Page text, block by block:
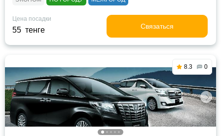
Цена посадки
55 тенге Связаться
8.3 0